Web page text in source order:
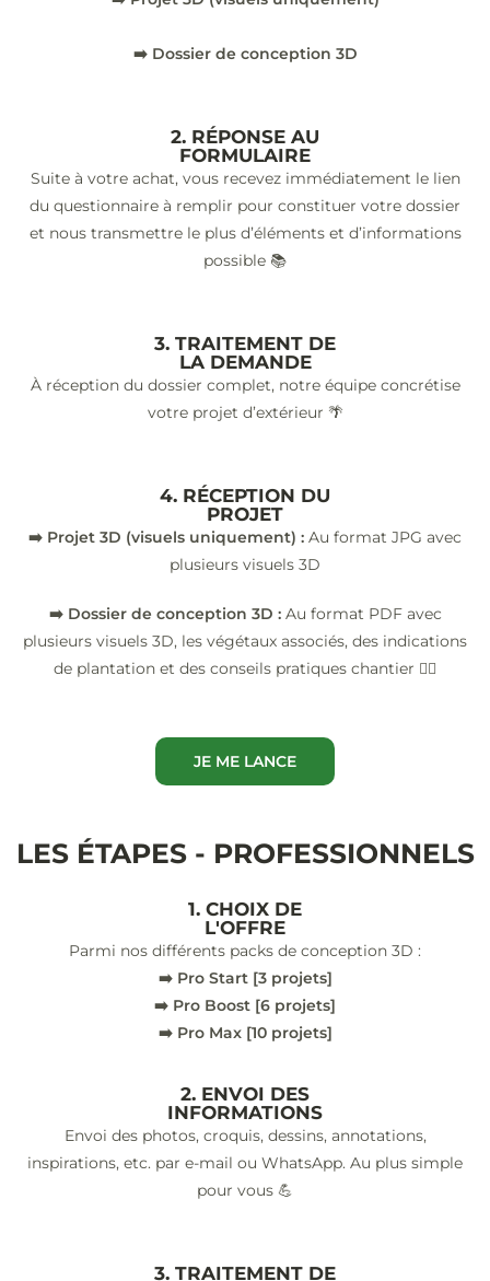
➡️ Dossier de conception 3D
2. RÉPONSE AU
FORMULAIRE
Suite à votre achat, vous recevez immédiatement le lien
du questionnaire à remplir pour constituer votre dossier
et nous transmettre le plus d’éléments et d’informations
possible 📚
3. TRAITEMENT DE
LA DEMANDE
À réception du dossier complet, notre équipe concrétise
votre projet d’extérieur 🌴
4. RÉCEPTION DU
PROJET
➡️ Projet 3D (visuels uniquement) : Au format JPG avec
plusieurs visuels 3D
➡️ Dossier de conception 3D :Au format PDF avec
plusieurs visuels 3D, les végétaux associés, des indications
de plantation et des conseils pratiques chantier 👷‍♂️
JE ME LANCE
LES ÉTAPES - PROFESSIONNELS
1. CHOIX DE
L'OFFRE
Parmi nos différents packs de conception 3D :
➡️ Pro Start [3 projets]
➡️ Pro Boost [6 projets]
➡️ Pro Max [10 projets]
2. ENVOI DES
INFORMATIONS
Envoi des photos, croquis, dessins, annotations,
inspirations, etc. par e-mail ou WhatsApp. Au plus simple
pour vous 💪
3. TRAITEMENT DE